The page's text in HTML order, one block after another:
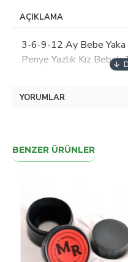
AÇIKLAMA
3-6-9-12 Ay Bebe Yaka
Penye Yazlık Kız Bebek
YORUMLAR
BENZER ÜRÜNLER